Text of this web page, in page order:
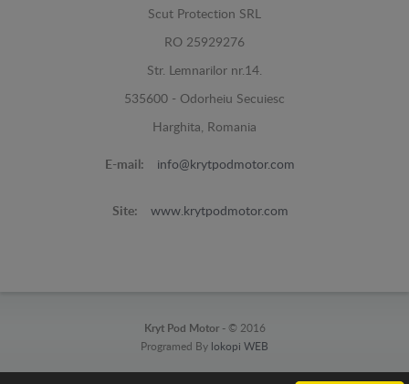
Scut Protection SRL
RO 25929276
Str. Lemnarilor nr.14.
535600 - Odorheiu Secuiesc
Harghita, Romania
E-mail: info@krytpodmotor.com
Site: www.krytpodmotor.com
Kryt Pod Motor - © 2016
Programed By lokopi WEB